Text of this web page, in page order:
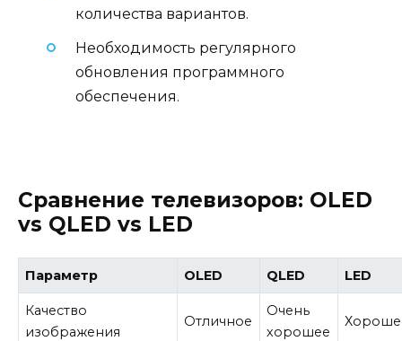
количества вариантов.
Необходимость регулярного
обновления программного
обеспечения.
Сравнение телевизоров: OLED
vs QLED vs LED
Параметр OLED QLED LED
Качество
изображения
Отличное
Очень
хорошее